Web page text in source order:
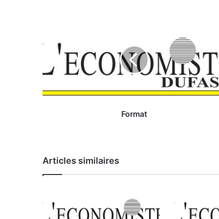
t
Format
Articles similaires